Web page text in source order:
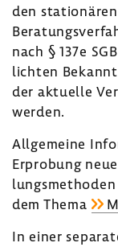
den
nach § 137e
lichten
der aktu­elle
werden.
Allge­meine
Erpro­bung
dem Thema
In einer